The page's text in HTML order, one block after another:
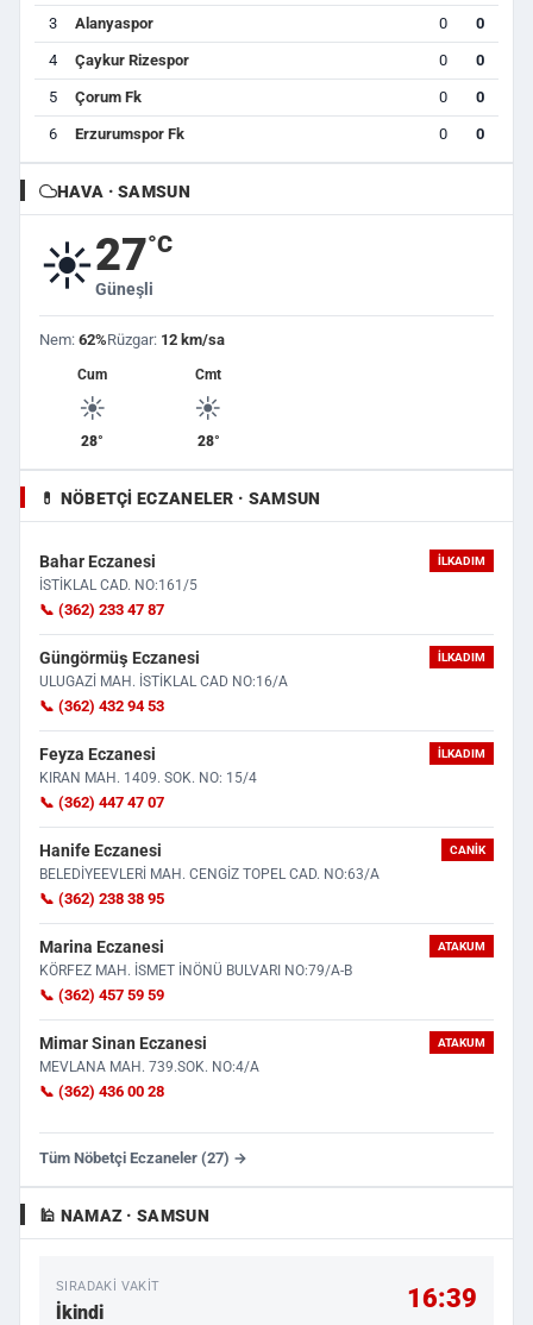
3 Alanyaspor 0 0
4 Çaykur Rizespor 0 0
5 Çorum Fk 0 0
6 Erzurumspor Fk 0 0
HAVA · SAMSUN
☀️27°C
Güneşli
Nem: 62%Rüzgar: 12 km/sa
Cum
☀️
28°
Cmt
☀️
28°
💊 NÖBETÇI ECZANELER · SAMSUN
Bahar Eczanesi İLKADIM
İSTİKLAL CAD. NO:161/5
📞 (362) 233 47 87
Güngörmüş Eczanesi İLKADIM
ULUGAZİ MAH. İSTİKLAL CAD NO:16/A
📞 (362) 432 94 53
Feyza Eczanesi İLKADIM
KIRAN MAH. 1409. SOK. NO: 15/4
📞 (362) 447 47 07
Hanife Eczanesi CANIK
BELEDİYEEVLERİ MAH. CENGİZ TOPEL CAD. NO:63/A
📞 (362) 238 38 95
Marina Eczanesi ATAKUM
KÖRFEZ MAH. İSMET İNÖNÜ BULVARI NO:79/A-B
📞 (362) 457 59 59
Mimar Sinan Eczanesi ATAKUM
MEVLANA MAH. 739.SOK. NO:4/A
📞 (362) 436 00 28
Tüm Nöbetçi Eczaneler (27) →
🕌 NAMAZ · SAMSUN
SIRADAKI VAKIT
İkindi 16:39